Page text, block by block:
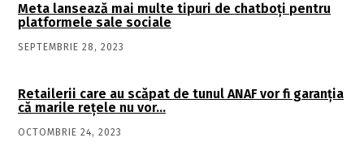
Meta lansează mai multe tipuri de chatboţi pentru
platformele sale sociale
SEPTEMBRIE 28, 2023
Retailerii care au scăpat de tunul ANAF vor fi garanţia
că marile reţele nu vor…
OCTOMBRIE 24, 2023